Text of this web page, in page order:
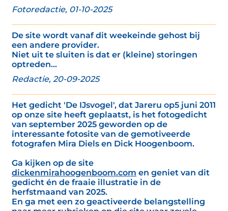
Fotoredactie, 01-10-2025
De site wordt vanaf dit weekeinde gehost bij
een andere provider.
Niet uit te sluiten is dat er (kleine) storingen
optreden...
Redactie, 20-09-2025
Het gedicht 'De IJsvogel', dat Jareru op5 juni 2011
op onze site heeft geplaatst, is het fotogedicht
van september 2025 geworden op de
interessante fotosite van de gemotiveerde
fotografen Mira Diels en Dick Hoogenboom.
Ga kijken op de site
dickenmirahoogenboom.com en geniet van dit
gedicht én de fraaie illustratie in de
herfstmaand van 2025.
En ga met een zo geactiveerde belangstelling